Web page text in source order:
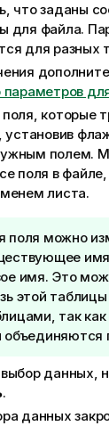
что заданы
для файла.
для разных
которые
установив
полем.
поля в
листа.
поля можно
имя
имя. Это
этой
так
данных,
.
данных